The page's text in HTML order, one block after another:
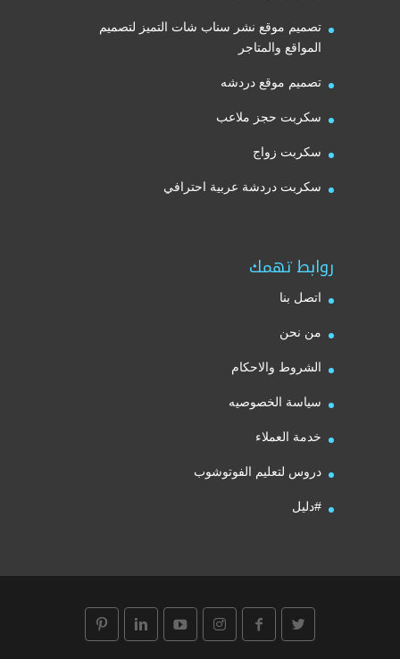
تصميم موقع نشر سناب شات التميز لتصميم
المواقع والمتاجر
تصميم موقع دردشه
سكربت حجز ملاعب
سكربت زواج
سكربت دردشة عربية احترافي
روابط تهمك
اتصل بنا
من نحن
الشروط والاحكام
سياسة الخصوصيه
خدمة العملاء
دروس لتعليم الفوتوشوب
#دليل